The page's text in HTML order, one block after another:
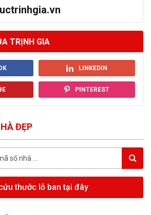
TRỊNH GIA
LINKEDIN
PINTEREST
ĐẸP
thước lỗ ban tại đây